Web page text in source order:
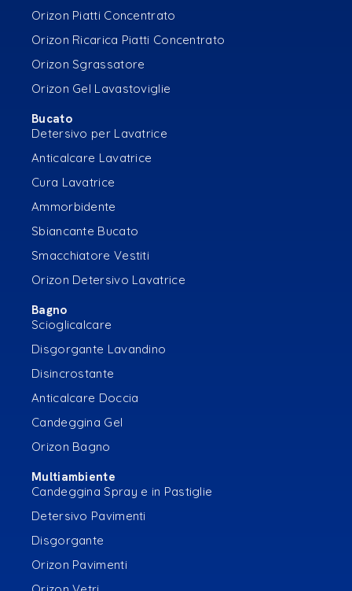
Orizon Piatti Concentrato
Orizon Ricarica Piatti Concentrato
Orizon Sgrassatore
Orizon Gel Lavastoviglie
Bucato
Detersivo per Lavatrice
Anticalcare Lavatrice
Cura Lavatrice
Ammorbidente
Sbiancante Bucato
Smacchiatore Vestiti
Orizon Detersivo Lavatrice
Bagno
Scioglicalcare
Disgorgante Lavandino
Disincrostante
Anticalcare Doccia
Candeggina Gel
Orizon Bagno
Multiambiente
Candeggina Spray e in Pastiglie
Detersivo Pavimenti
Disgorgante
Orizon Pavimenti